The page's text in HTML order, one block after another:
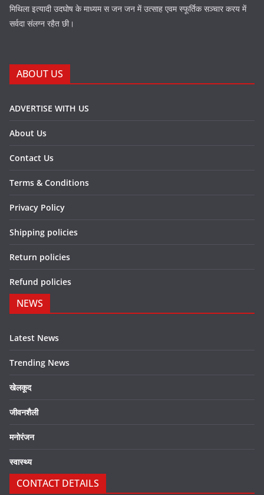
मिथिला इत्यादी उदघोष के माध्यम स जन जन में उत्साह एवम स्फूर्तिक सञ्चार करय में
सर्वदा संलग्न रहैत छी।
ABOUT US
ADVERTISE WITH US
About Us
Contact Us
Terms & Conditions
Privacy Policy
Shipping policies
Return policies
Refund policies
NEWS
Latest News
Trending News
खेलकूद
जीवनशैली
मनोरंजन
स्वास्थ्य
CONTACT DETAILS